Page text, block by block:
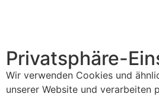
Naturfoto-Journal
Naturpfad
Privatsphäre-
Wir verwenden Cookies und
unserer Website und verarbeiten